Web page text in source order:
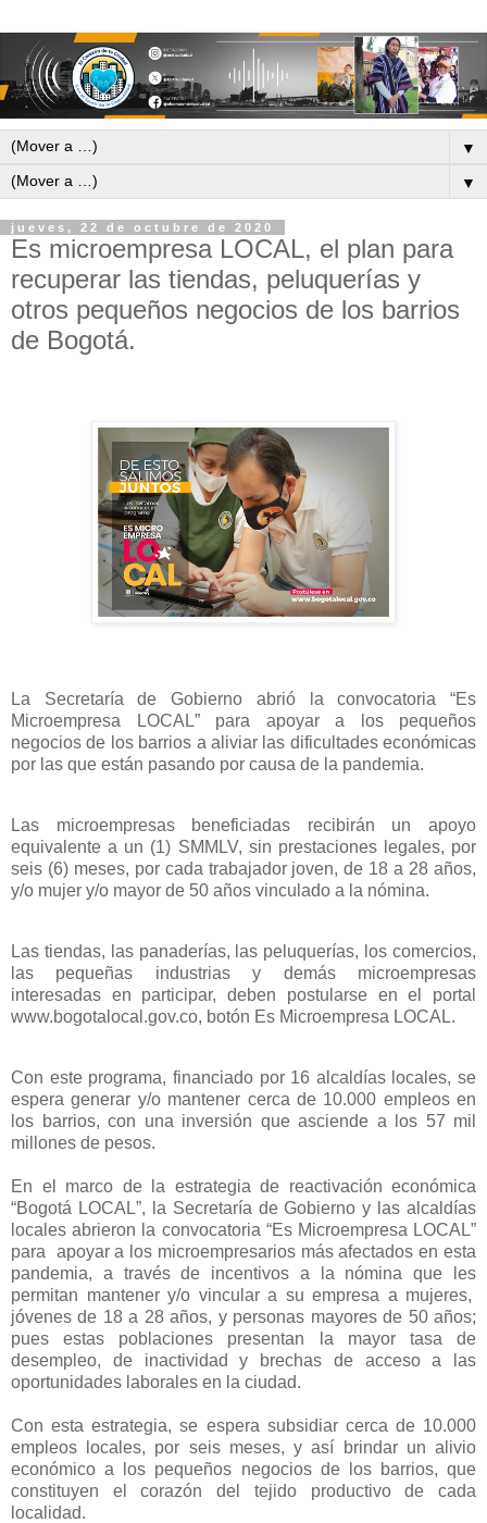
▼
▼
jueves, 22 de octubre de 2020
Es microempresa LOCAL, el plan para
recuperar las tiendas, peluquerías y
otros pequeños negocios de los barrios
de Bogotá.
La Secretaría de Gobierno abrió la convocatoria “Es
Microempresa LOCAL” para apoyar a los pequeños
negocios de los barrios a aliviar las dificultades económicas
por las que están pasando por causa de la pandemia.
Las microempresas beneficiadas recibirán un apoyo
equivalente a un (1) SMMLV, sin prestaciones legales, por
seis (6) meses, por cada trabajador joven, de 18 a 28 años,
y/o mujer y/o mayor de 50 años vinculado a la nómina.
Las tiendas, las panaderías, las peluquerías, los comercios,
las pequeñas industrias y demás microempresas
interesadas en participar, deben postularse en el portal
www.bogotalocal.gov.co, botón Es Microempresa LOCAL.
Con este programa, financiado por 16 alcaldías locales, se
espera generar y/o mantener cerca de 10.000 empleos en
los barrios, con una inversión que asciende a los 57 mil
millones de pesos.
En el marco de la estrategia de reactivación económica
“Bogotá LOCAL”, la Secretaría de Gobierno y las alcaldías
locales abrieron la convocatoria “Es Microempresa LOCAL”
para apoyar a los microempresarios más afectados en esta
pandemia, a través de incentivos a la nómina que les
permitan mantener y/o vincular a su empresa a mujeres,
jóvenes de 18 a 28 años, y personas mayores de 50 años;
pues estas poblaciones presentan la mayor tasa de
desempleo, de inactividad y brechas de acceso a las
oportunidades laborales en la ciudad.
Con esta estrategia, se espera subsidiar cerca de 10.000
empleos locales, por seis meses, y así brindar un alivio
económico a los pequeños negocios de los barrios, que
constituyen el corazón del tejido productivo de cada
localidad.